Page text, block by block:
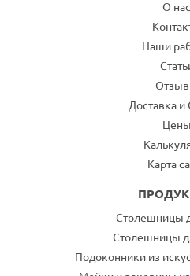
О нас
Наши
Доставка и
Цены
Карта
Столешницы
Столешницы
Подоконники из